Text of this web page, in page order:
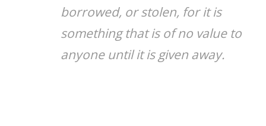
borrowed, or stolen, for it is
something that is of no value to
anyone until it is given away.